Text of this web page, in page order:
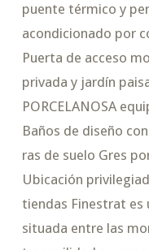
puente térmico y
acondicionado por
Puerta de acceso
privada y jardín
PORCELANOSA
Baños de diseño
ras de suelo Gres
Ubicación
tiendas Finestrat es
situada entre las